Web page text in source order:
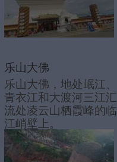
乐山大佛
乐山大佛，地处岷江、
青衣江和大渡河三江汇
流处凌云山栖霞峰的临
江峭壁上。